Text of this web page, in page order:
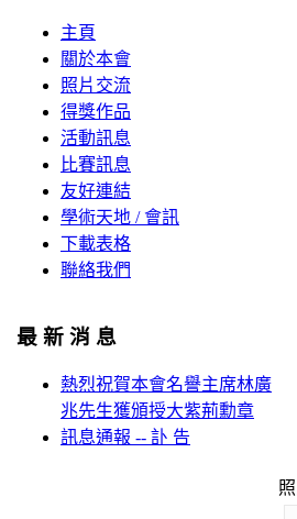
主頁
關於本會
照片交流
得獎作品
活動訊息
比賽訊息
友好連結
學術天地 / 會訊
下載表格
聯絡我們
最 新 消 息
熱烈祝賀本會名譽主席林廣
兆先生獲頒授大紫荊勳章
訊息通報 -- 訃 告